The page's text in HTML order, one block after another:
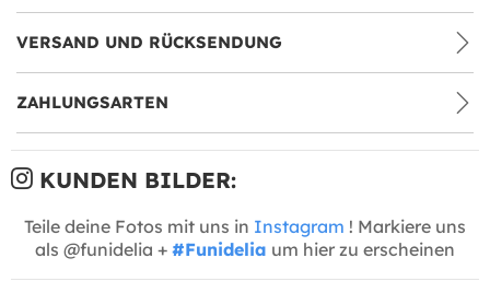
VERSAND UND RÜCKSENDUNG
ZAHLUNGSARTEN
KUNDEN BILDER:
Teile deine Fotos mit uns in Instagram ! Markiere uns
als @funidelia + #Funidelia um hier zu erscheinen